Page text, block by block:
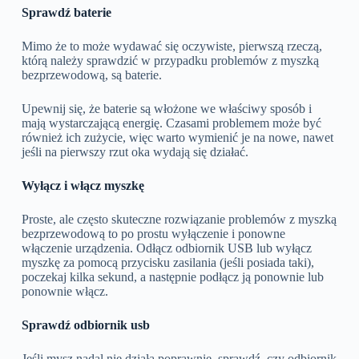
Sprawdź baterie
Mimo że to może wydawać się oczywiste, pierwszą rzeczą,
którą należy sprawdzić w przypadku problemów z myszką
bezprzewodową, są baterie.
Upewnij się, że baterie są włożone we właściwy sposób i
mają wystarczającą energię. Czasami problemem może być
również ich zużycie, więc warto wymienić je na nowe, nawet
jeśli na pierwszy rzut oka wydają się działać.
Wyłącz i włącz myszkę
Proste, ale często skuteczne rozwiązanie problemów z myszką
bezprzewodową to po prostu wyłączenie i ponowne
włączenie urządzenia. Odłącz odbiornik USB lub wyłącz
myszkę za pomocą przycisku zasilania (jeśli posiada taki),
poczekaj kilka sekund, a następnie podłącz ją ponownie lub
ponownie włącz.
Sprawdź odbiornik usb